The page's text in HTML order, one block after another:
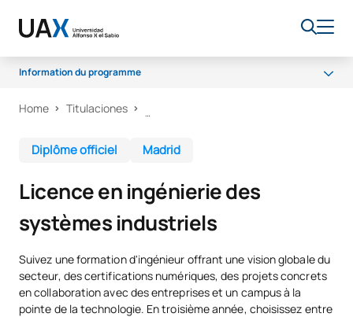
Information du programme
Pourquoi UAX ?
Débouchés professionnels
Bourses
Home Titulaciones
Diplôme officiel Madrid
Licence en ingénierie des
systèmes industriels
Suivez une formation d'ingénieur offrant une vision globale du
secteur, des certifications numériques, des projets concrets
en collaboration avec des entreprises et un campus à la
pointe de la technologie. En troisième année, choisissez entre